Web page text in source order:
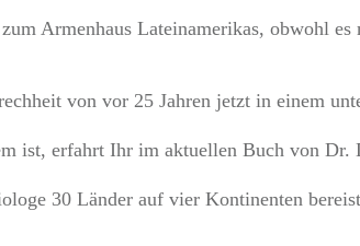
Armenhaus Lateinamerikas, obwohl
von vor 25 Jahren jetzt in einem
ist, erfahrt Ihr im aktuellen Buch von Dr.
30 Länder auf vier Kontinenten